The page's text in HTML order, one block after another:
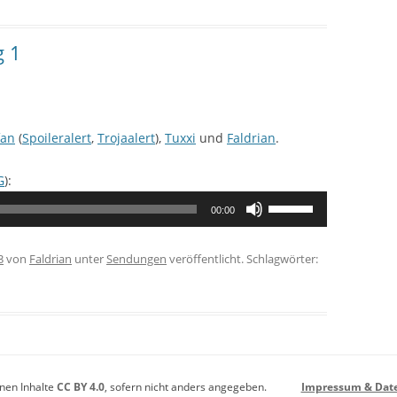
1
(Spoileralert, Trojaalert), Tuxxi und Faldrian.
):
00:00
um
von Faldrian unterSendungen veröffentlicht. Schlagwörter:
Inhalte CC BY 4.0, sofern nicht anders angegeben. Impressum &